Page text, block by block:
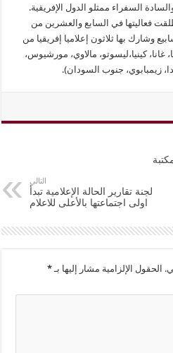
السفراء ممثلو الدول الإفريقية.
فعاليتها في السابع والعشرين من
بها ثلاثون إعلاميا إفريقيا من
غانا، كينيا،ليسوتو، مالاوي، مورشيوس،
زيمبابوي، جنوب السودان).
التالي
لجنة تقارير الحالة الإعلامية تبدأ
اولى اجتماعتها بالأعلى للاعلام
الحقول الإلزامية مشار إليها بـ*